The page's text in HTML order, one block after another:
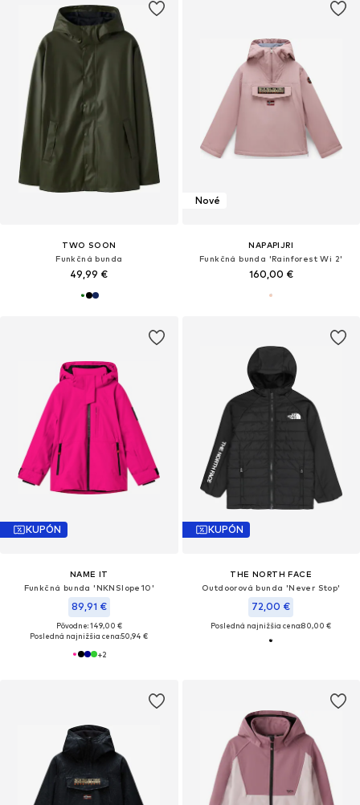
TWO SOON
Funkčná bunda
49,99 €
Nové
NAPAPIJRI
Funkčná bunda 'Rainforest Wi 2'
160,00 €
KUPÓN
NAME IT
Funkčná bunda 'NKNSlope10'
89,91 €
Pôvodne: 149,00 €
Posledná najnižšia cena:50,94 €
+2
KUPÓN
THE NORTH FACE
Outdoorová bunda 'Never Stop'
72,00 €
Posledná najnižšia cena:80,00 €